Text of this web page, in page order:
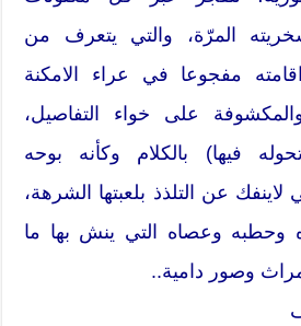
المرّة، والتي يتعرف من
مفجوعا في عراء الامكنة
على خواء التفاصيل،
فيها) بالكلام وكأنه بوحه
لاينفك عن التلذذ بلعبتها الشرهة،
وحطبه وعصاه التي ينش بها ما
وصور دامية..